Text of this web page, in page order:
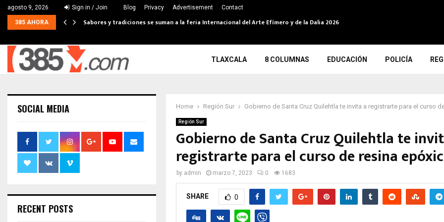
agosto 9, 2026 Sign in / Join Blog Privacy Advertisement Contact
385 AHORA Sabores y tradiciones se suman a la feria Internacional del Arte Efímero y de la Dalia 2026
TLAXCALA 8 COLUMNAS EDUCACIÓN POLICÍA
Home Región Sur Gobierno de Santa Cruz Quilehtla te invita a registrarte para el curso
Región Sur
Gobierno de Santa Cruz Quilehtla te
registrarte para el curso de resina
by admin marzo 7, 2023 0 1683
SHARE 0
SOCIAL MEDIA
RECENT POSTS